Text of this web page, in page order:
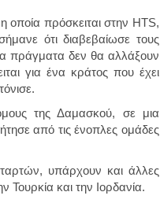
πρόσκειται στην HTS,
ότι διαβεβαίωσε τους
πράγματα δεν θα αλλάξουν
για ένα κράτος που έχει
της Δαμασκού, σε μια
από τις ένοπλες ομάδες
υπάρχουν και άλλες
Τουρκία και την Ιορδανία.